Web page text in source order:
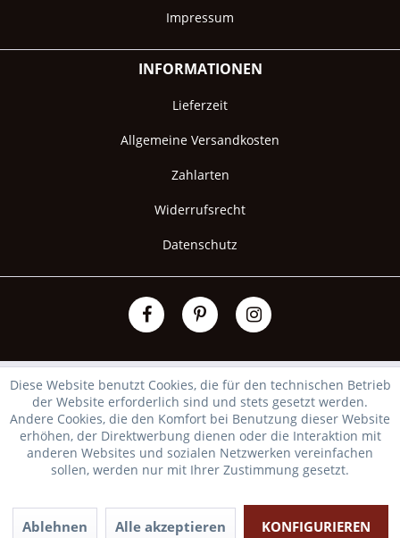
Impressum
INFORMATIONEN
Lieferzeit
Allgemeine Versandkosten
Zahlarten
Widerrufsrecht
Datenschutz
Diese Website benutzt Cookies, die für den technischen Betrieb
der Website erforderlich sind und stets gesetzt werden.
Andere Cookies, die den Komfort bei Benutzung dieser Website
erhöhen, der Direktwerbung dienen oder die Interaktion mit
anderen Websites und sozialen Netzwerken vereinfachen
sollen, werden nur mit Ihrer Zustimmung gesetzt.
Ablehnen Alle akzeptieren KONFIGURIEREN